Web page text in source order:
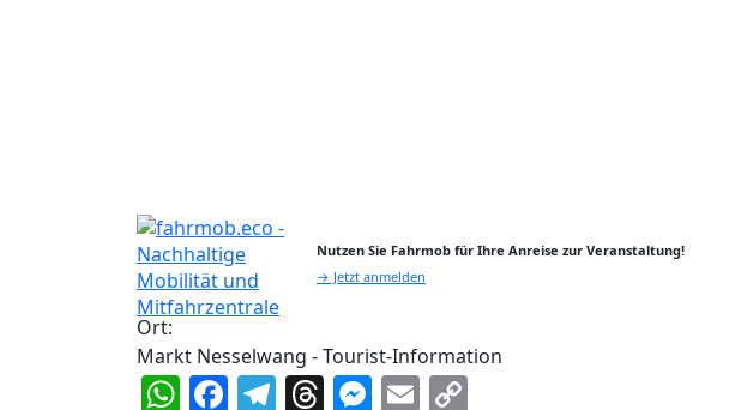
Nutzen Sie Fahrmob für Ihre Anreise zur Veranstaltung!
→ Jetzt anmelden
Ort:
Markt Nesselwang - Tourist-Information
WhatsApp
Facebook
Telegram
Threads
Messenger
Email